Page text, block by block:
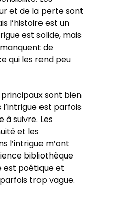
et de la perte sont
l’histoire est un
est solide, mais
de
qui les rend peu
sont bien
est parfois
à suivre. Les
et les
l’intrigue m’ont
bibliothèque
est poétique et
trop vague.